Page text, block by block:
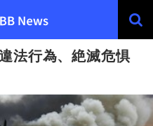
法行為、絶滅危惧